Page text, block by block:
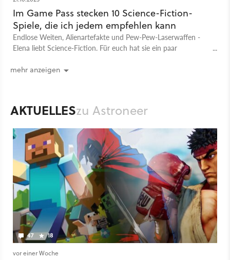
Im Game Pass stecken 10 Science-Fiction-
Spiele, die ich jedem empfehlen kann
Endlose Weiten, Alienartefakte und Pew-Pew-Laserwaffen -
Elena liebt Science-Fiction. Für euch hat sie ein paar
richtig lohnt.
mehr anzeigen
AKTUELLESzu Astroneer
47 18
vor einer Woche